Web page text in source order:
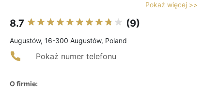
Pokaż więcej >>
8.7 (9)
Augustów, 16-300 Augustów, Poland
Pokaż numer telefonu
O firmie: